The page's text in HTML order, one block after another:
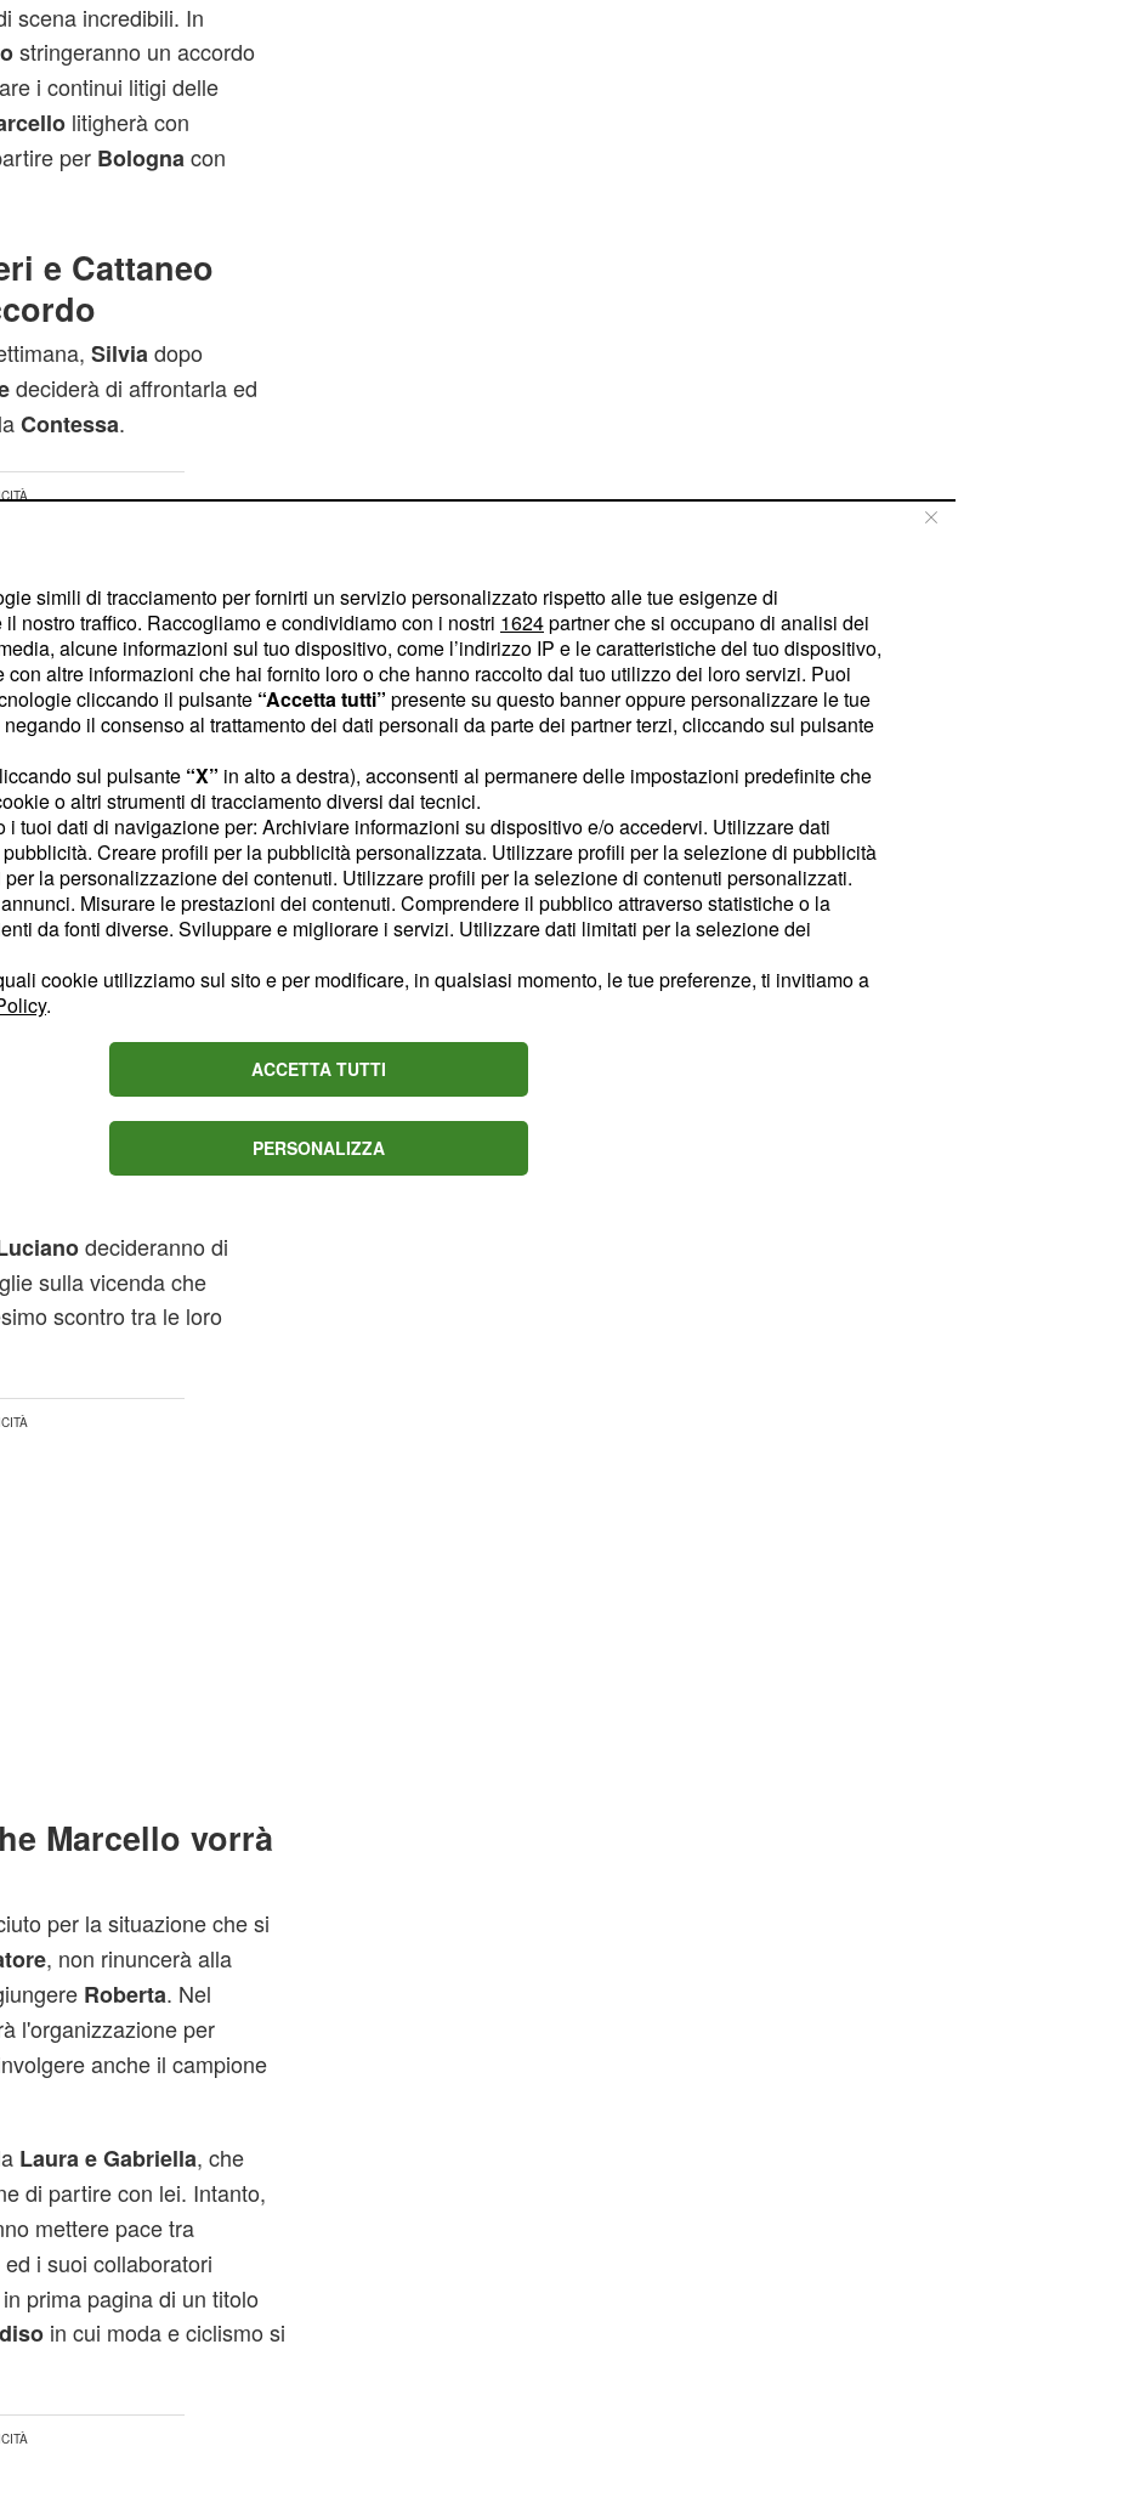
scena incredibili. In
stringeranno un accordo
i continui litigi delle
litigherà con
per Bologna con
e Cattaneo
Silvia dopo
deciderà di affrontarla ed
Contessa.
entrato nel suo
pensare a costruire un
Il Paradisocontinuano i
la
pubblicitario.
Armandoche
sua decisione di partire per
Ireneprenderà dei
decideranno di
sulla vicenda che
scontro tra le loro
Marcello vorrà
per la situazione che si
, non rinuncerà alla
Roberta. Nel
l'organizzazione per
anche il campione
Laura e Gabriella, che
di partire con lei. Intanto,
mettere pace tra
ed i suoi collaboratori
prima pagina di un titolo
in cui moda e ciclismo si
simili di tracciamento per fornirti un servizio personalizzato rispetto alle tue esigenze di
nostro traffico. Raccogliamo e condividiamo con i nostri 1624partner che si occupano di analisi dei
alcune informazioni sul tuo dispositivo, come l’indirizzo IP e le caratteristiche del tuo dispositivo,
altre informazioni che hai fornito loro o che hanno raccolto dal tuo utilizzo dei loro servizi. Puoi
cliccando il pulsante “Accetta tutti” presente su questo banner oppure personalizzare le tue
il consenso al trattamento dei dati personali da parte dei partner terzi, cliccando sul pulsante
sul pulsante “X” in alto a destra), acconsenti al permanere delle impostazioni predefinite che
o altri strumenti di tracciamento diversi dai tecnici.
i tuoi dati di navigazione per: Archiviare informazioni su dispositivo e/o accedervi. Utilizzare dati
Creare profili per la pubblicità personalizzata. Utilizzare profili per la selezione di pubblicità
la personalizzazione dei contenuti. Utilizzare profili per la selezione di contenuti personalizzati.
Misurare le prestazioni dei contenuti. Comprendere il pubblico attraverso statistiche o la
da fonti diverse. Sviluppare e migliorare i servizi. Utilizzare dati limitati per la selezione dei
cookie utilizziamo sul sito e per modificare, in qualsiasi momento, le tue preferenze, ti invitiamo a
.
ACCETTA TUTTI
PERSONALIZZA